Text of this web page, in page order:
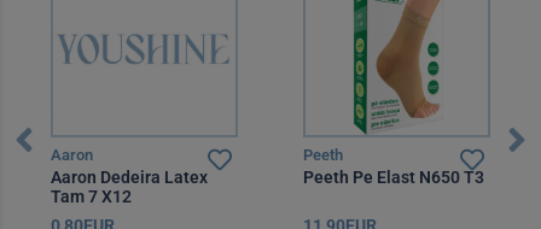
Aaron
Aaron Dedeira Latex
Tam 7 X12
0,80EUR
Peeth
Peeth Pe Elast N650 T3
11,90EUR